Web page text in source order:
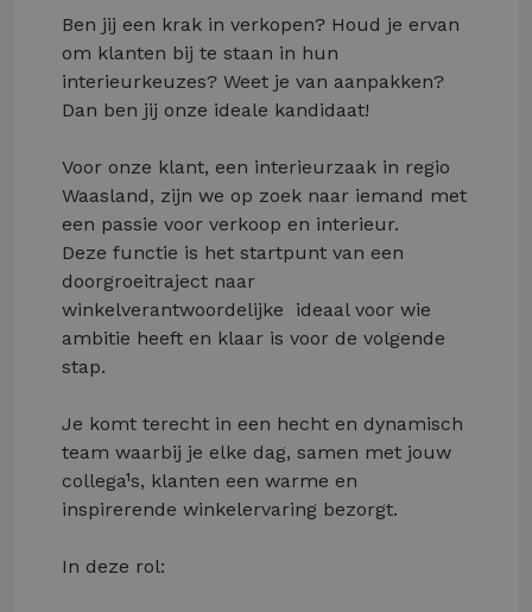
Ben jij een krak in verkopen? Houd je ervan
om klanten bij te staan in hun
interieurkeuzes? Weet je van aanpakken?
Dan ben jij onze ideale kandidaat!
Voor onze klant, een interieurzaak in regio
Waasland, zijn we op zoek naar iemand met
een passie voor verkoop en interieur.
Deze functie is het startpunt van een
doorgroeitraject naar
winkelverantwoordelijke ­ ideaal voor wie
ambitie heeft en klaar is voor de volgende
stap.
Je komt terecht in een hecht en dynamisch
team waarbij je elke dag, samen met jouw
collega¹s, klanten een warme en
inspirerende winkelervaring bezorgt.
In deze rol: